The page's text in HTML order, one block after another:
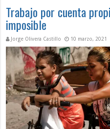
Trabajo por cuenta
imposible
Jorge Olivera Castillo 10 marzo, 2021